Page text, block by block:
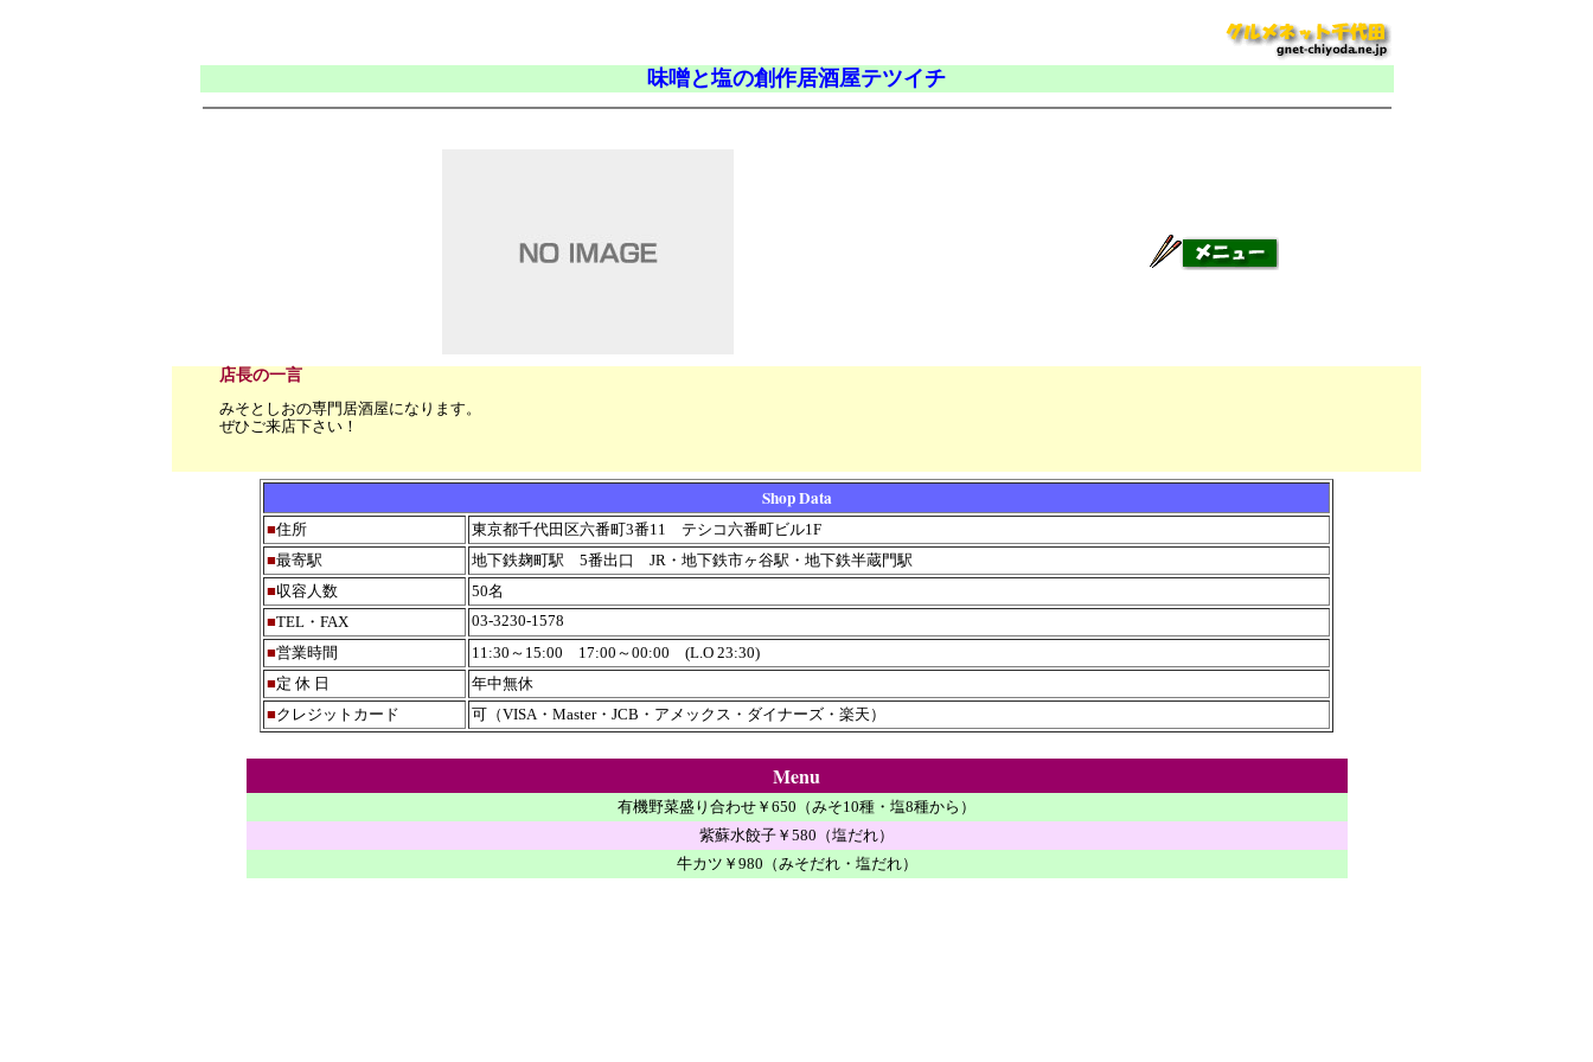
味噌と塩の創作居酒屋テツイチ
店長の一言
みそとしおの専門居酒屋になります。
ぜひご来店下さい！
Shop Data
■住所
東京都千代田区六番町3番11 テシコ六番町ビル1F
■最寄駅
地下鉄麹町駅 5番出口 JR・地下鉄市ヶ谷駅・地下鉄半蔵門駅
■収容人数
50名
■TEL・FAX
03-3230-1578
■営業時間
11:30～15:00 17:00～00:00 (L.O 23:30)
■定 休 日
年中無休
■クレジットカード 可（VISA・Master・JCB・アメックス・ダイナーズ・楽天）
Menu
有機野菜盛り合わせ￥650（みそ10種・塩8種から）
紫蘇水餃子￥580（塩だれ）
牛カツ￥980（みそだれ・塩だれ）